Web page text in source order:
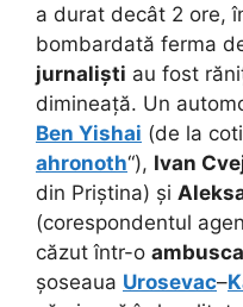
a durat decât 2 ore,
bombardată ferma
jurnaliști au fost
dimineață. Un
Ben Yishai (de la
ahronoth“), Ivan
din Priștina) și
(corespondentul
căzut într-o
șoseaua Urosevac–